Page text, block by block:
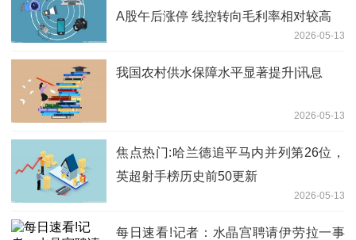
A股午后涨停 线控转向毛利率相对较高
2026-05-13
我国农村供水保障水平显著提升|讯息
2026-05-13
焦点热门:哈兰德追平马内并列第26位，
英超射手榜历史前50更新
2026-05-13
每日速看!记者：水晶宫聘请伊劳拉一事